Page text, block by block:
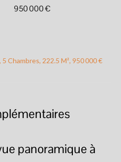
950 000 €
Chambres, 222.5 M², 950 000 €
panoramique à